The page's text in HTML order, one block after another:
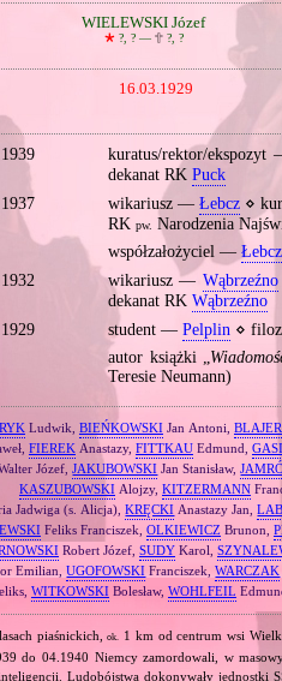
WIELEWSKI Józef
🞲 ?, ? — 🕆?, ?
16.03.1929
kuratus/rektor/
dekanat RK Puck
wikariusz — Łebcz⋄
RK pw. Narodzenia
współzałożyciel — Łebcz
wikariusz — Wąbrzeźno
dekanat RK Wąbrzeźno
student — Pelplin ⋄
autor książki „
Teresie Neumann)
Ludwik, BIEŃKOWSKIJan Antoni, BLAJER
FIEREK Anastazy, FITTKAUEdmund,
Józef,JAKUBOWSKI Jan Stanisław,
KASZUBOWSKIAlojzy, KITZERMANN
Jadwiga (s. Alicja),KRĘCKI Anastazy Jan,
Feliks Franciszek, OLKIEWICZ Brunon,
Robert Józef, SUDYKarol,
Emilian,UGOFOWSKI Franciszek,WARCZAK
WITKOWSKIBolesław, WOHLFEIL
piaśnickich,ok. 1 km od centrum wsi
do 04.1940 Niemcy zamordowali, w
Ludobójstwa dokonywały jednostki